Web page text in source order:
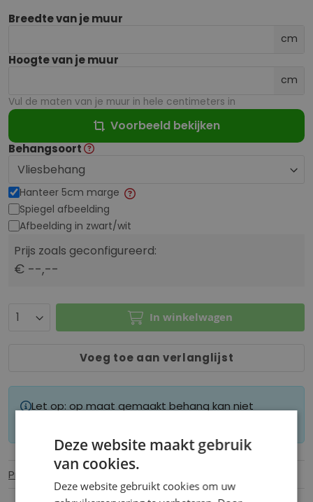
Breedte van je muur
cm
Hoogte van je muur
cm
Vul de maten van je muur in hele centimeters in
Voorbeeld bekijken
Behangsoort
Hanteer 5cm marge
Spiegel afbeelding
Afbeelding in zwart/wit
Prijs zoals geconfigureerd:
€ --,--
In winkelwagen
Voeg toe aan verlanglijst
Let op: op maat gemaakt behang kan niet
Productinformatie
Deze website maakt gebruik
van cookies.
Deze website gebruikt cookies om uw